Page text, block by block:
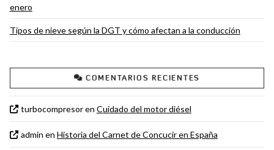
enero
Tipos de nieve según la DGT y cómo afectan a la conducción
COMENTARIOS RECIENTES
turbocompresoren Cuidado del motor diésel
admin en Historia del Carnet de Concucir en España